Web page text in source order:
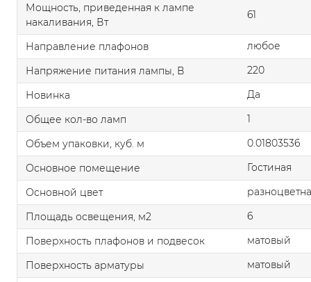
Мощность, приведенная к лампе
накаливания, Вт
61
Направление плафонов
любое
Напряжение питания лампы, В
220
Новинка
Да
Общее кол-во ламп
1
Объем упаковки, куб. м
0.01803536
Основное помещение
Гостиная
Основной цвет
Площадь освещения, м2
6
Поверхность плафонов и подвесок
матовый
Поверхность арматуры
матовый